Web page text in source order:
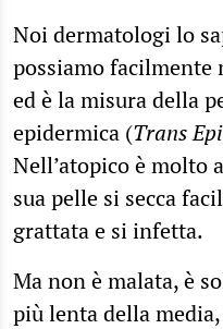
Noi dermatologi lo
possiamo facilmente
ed è la misura della
epidermica (Trans
Nell’atopico è molto
sua pelle si secca
grattata e si infetta.
Ma non è malata, è
più lenta della